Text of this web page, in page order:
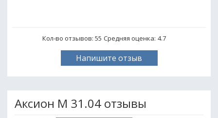
Кол-во отзывов: 55 Средняя оценка: 4.7
Напишите отзыв
Аксион M 31.04 отзывы